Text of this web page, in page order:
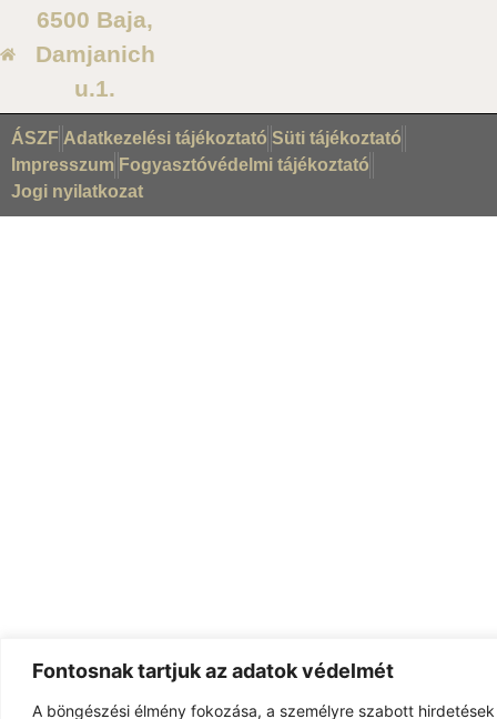
Fontosnak tartjuk az adatok védelmét
A böngészési élmény fokozása, a személyre szabott
6500 Baja,
Damjanich
u.1.
ÁSZF Adatkezelési tájékoztató Süti tájékoztató
Impresszum Fogyasztóvédelmi tájékoztató
Jogi nyilatkozat